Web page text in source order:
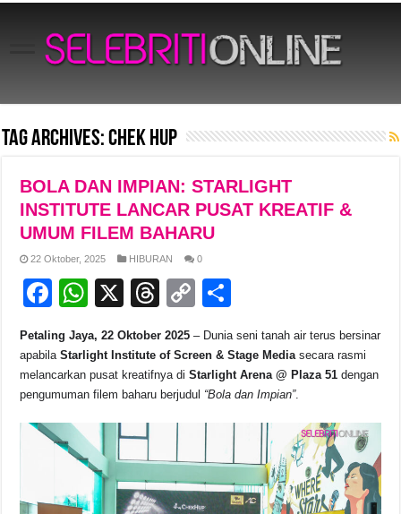
Tag Archives:Chek Hup
BOLA DAN IMPIAN: STARLIGHT
INSTITUTE LANCAR PUSAT KREATIF &
UMUM FILEM BAHARU
22 Oktober, 2025 HIBURAN 0
F
c
e
b
o
k
W
at
s
A
p
p
X
T
e
a
d
C
p
y
Li
n
k
ar
e
Petaling Jaya, 22 Oktober 2025 – Dunia seni tanah air terus bersinar
apabilaStarlight Institute of Screen & Stage Mediasecara rasmi
melancarkan pusat kreatifnya diStarlight Arena @ Plaza 51 dengan
pengumuman filem baharu berjudul “Bola dan Impian”.